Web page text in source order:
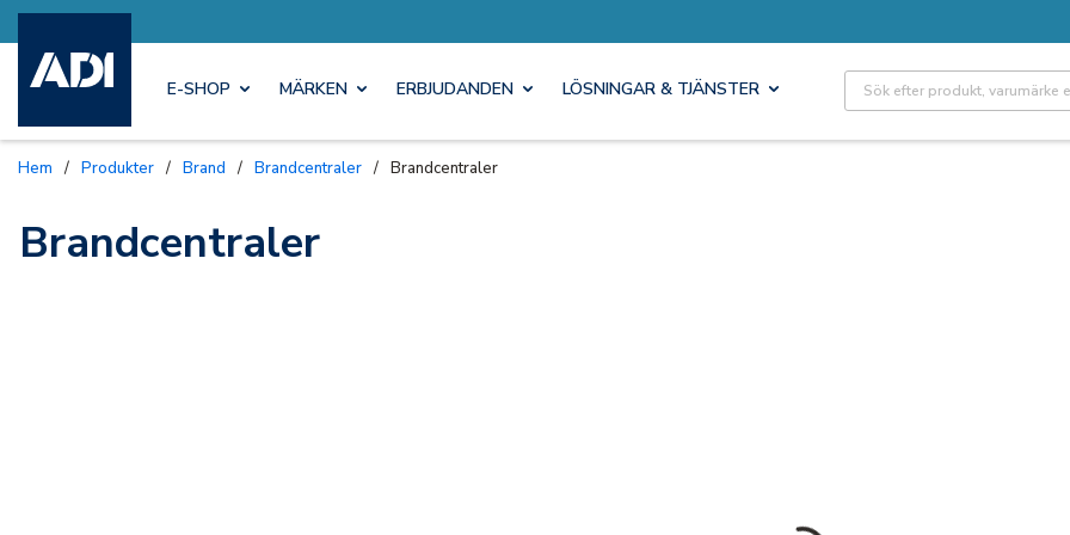
E-SHOP MÄRKEN ERBJUDANDEN LÖSNINGAR & TJÄNSTER Site Search
Hem / Produkter / Brand / Brandcentraler / Brandcentraler
Brandcentraler